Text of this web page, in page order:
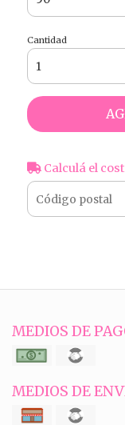
Cantidad
Calculá el
MEDIOS DE
MEDIOS DE